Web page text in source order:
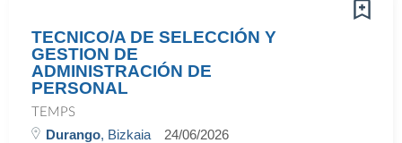
TECNICO/A DE SELECCIÓN Y
GESTION DE
ADMINISTRACIÓN DE
PERSONAL
TEMPS
Durango, Bizkaia 24/06/2026